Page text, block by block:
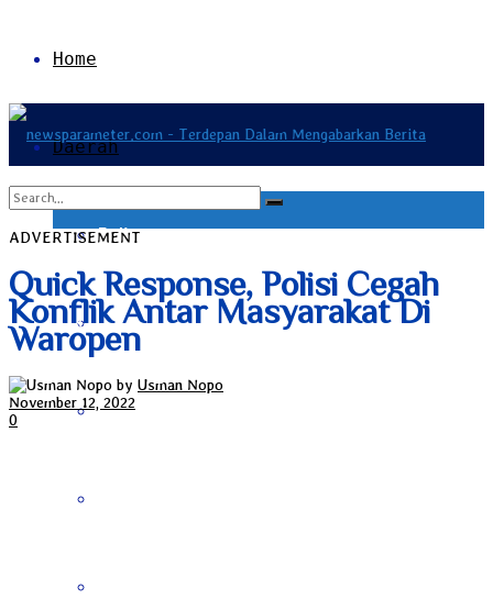
Home
Daerah
Bali
Bangka Belitung
Banten
View All Result
ADVERTISEMENT
Quick Response, Polisi Cegah
Konflik Antar Masyarakat Di
Waropen
by Usman Nopo
November 12, 2022
0